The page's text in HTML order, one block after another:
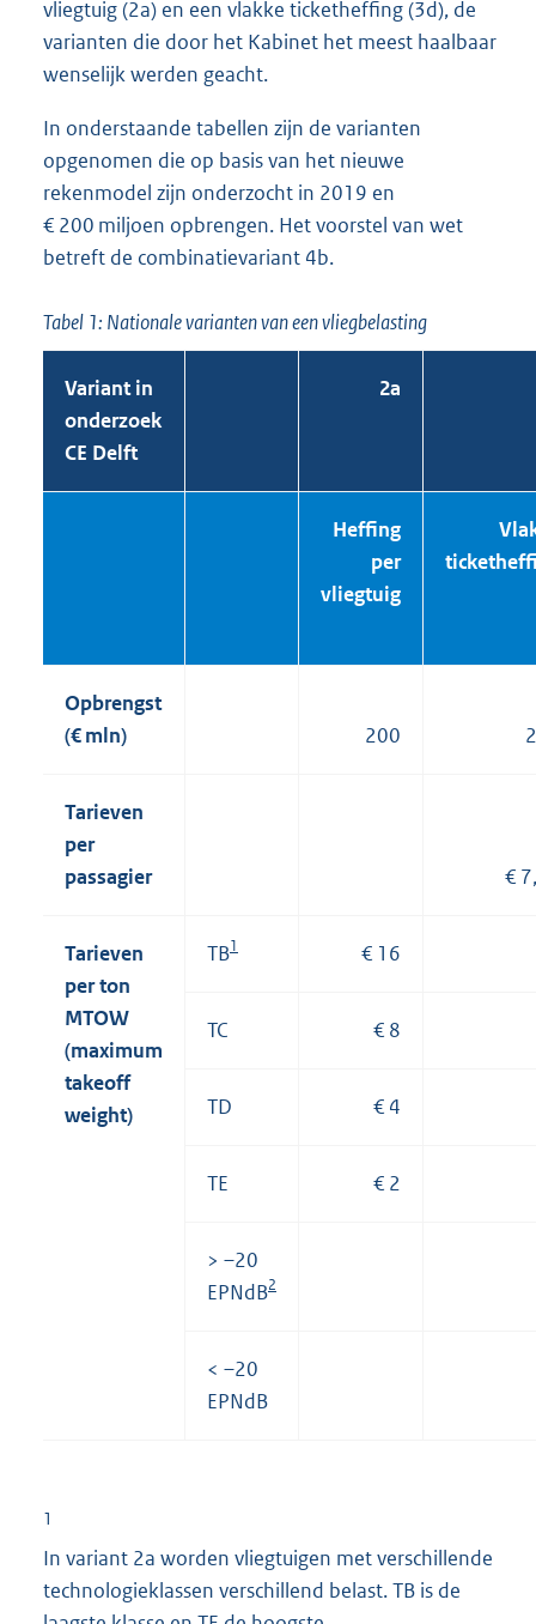
vliegtuig (2a) en een vlakke ticketheffing (3d), de
varianten die door het Kabinet het meest haalbaar
wenselijk werden geacht.
In onderstaande tabellen zijn de varianten
opgenomen die op basis van het nieuwe
rekenmodel zijn onderzocht in 2019 en
€ 200 miljoen opbrengen. Het voorstel van wet
betreft de combinatievariant 4b.
Tabel 1: Nationale varianten van een vliegbelasting
Variant in
onderzoek
CE Delft
2a
Heffing
per
vliegtuig
Opbrengst
(€ mln)
200
Tarieven
per
passagier
€
Tarieven
per ton
MTOW
(maximum
takeoff
weight)
TB1 € 16
TC € 8
TD € 4
TE € 2
> –20
EPNdB2
< –20
EPNdB
1
In variant 2a worden vliegtuigen met verschillende
technologieklassen verschillend belast. TB is de